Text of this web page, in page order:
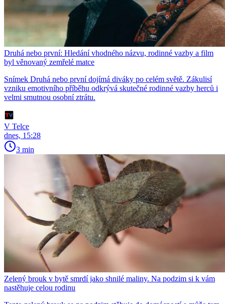
Druhá nebo první: Hledání vhodného názvu, rodinné vazby a film
byl věnovaný zemřelé matce
Snímek Druhá nebo první dojímá diváky po celém světě. Zákulisí
vzniku emotivního příběhu odkrývá skutečné rodinné vazby herců i
velmi smutnou osobní ztrátu.
V Telce
dnes, 15:28
3 min
Zelený brouk v bytě smrdí jako shnilé maliny. Na podzim si k vám
nastěhuje celou rodinu